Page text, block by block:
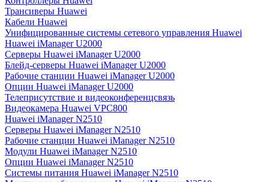
Трансиверы Huawei
Кабели Huawei
Унифицированные системы сетевого управления Huawei
Huawei iManager U2000
Серверы Huawei iManager U2000
Блейд-серверы Huawei iManager U2000
Рабочие станции Huawei iManager U2000
Опции Huawei iManager U2000
Телеприсутствие и видеоконференцсвязь
Видеокамера Huawei VPC800
Huawei iManager N2510
Серверы Huawei iManager N2510
Рабочие станции Huawei iManager N2510
Модули Huawei iManager N2510
Опции Huawei iManager N2510
Системы питания Huawei iManager N2510